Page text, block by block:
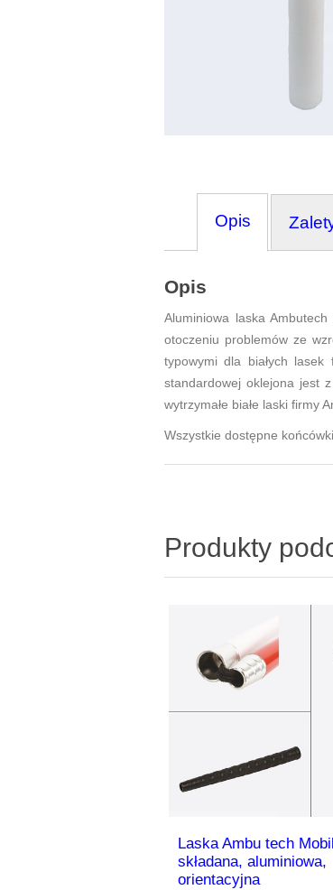
Opis
Opis
Aluminiowa laska
otoczeniu problemów ze
typowymi dla białych lasek
standardowej oklejona jest
wytrzymałe białe laski firmy
Wszystkie dostępne
Produkty
Laska Ambu tech
składana, aluminiowa,
orientacyjna